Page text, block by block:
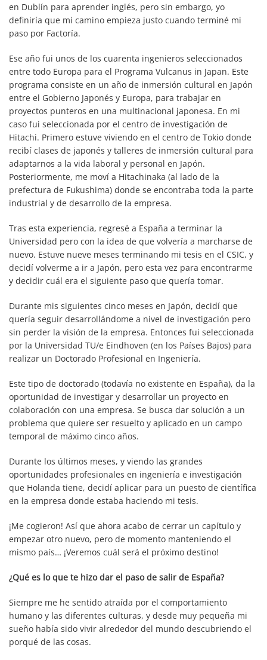
en Dublín para aprender inglés, pero sin embargo, yo
definiría que mi camino empieza justo cuando terminé mi
paso por Factoría.
Ese año fui unos de los cuarenta ingenieros seleccionados
entre todo Europa para el Programa Vulcanus in Japan. Este
programa consiste en un año de inmersión cultural en Japón
entre el Gobierno Japonés y Europa, para trabajar en
proyectos punteros en una multinacional japonesa. En mi
caso fui seleccionada por el centro de investigación de
Hitachi. Primero estuve viviendo en el centro de Tokio donde
recibí clases de japonés y talleres de inmersión cultural para
adaptarnos a la vida laboral y personal en Japón.
Posteriormente, me moví a Hitachinaka (al lado de la
prefectura de Fukushima) donde se encontraba toda la parte
industrial y de desarrollo de la empresa.
Tras esta experiencia, regresé a España a terminar la
Universidad pero con la idea de que volvería a marcharse de
nuevo. Estuve nueve meses terminando mi tesis en el CSIC, y
decidí volverme a ir a Japón, pero esta vez para encontrarme
y decidir cuál era el siguiente paso que quería tomar.
Durante mis siguientes cinco meses en Japón, decidí que
quería seguir desarrollándome a nivel de investigación pero
sin perder la visión de la empresa. Entonces fui seleccionada
por la Universidad TU/e Eindhoven (en los Países Bajos) para
realizar un Doctorado Profesional en Ingeniería.
Este tipo de doctorado (todavía no existente en España), da la
oportunidad de investigar y desarrollar un proyecto en
colaboración con una empresa. Se busca dar solución a un
problema que quiere ser resuelto y aplicado en un campo
temporal de máximo cinco años.
Durante los últimos meses, y viendo las grandes
oportunidades profesionales en ingeniería e investigación
que Holanda tiene, decidí aplicar para un puesto de científica
en la empresa donde estaba haciendo mi tesis.
¡Me cogieron! Así que ahora acabo de cerrar un capítulo y
empezar otro nuevo, pero de momento manteniendo el
mismo país… ¡Veremos cuál será el próximo destino!
¿Qué es lo que te hizo dar el paso de salir de España?
Siempre me he sentido atraída por el comportamiento
humano y las diferentes culturas, y desde muy pequeña mi
sueño había sido vivir alrededor del mundo descubriendo el
porqué de las cosas.